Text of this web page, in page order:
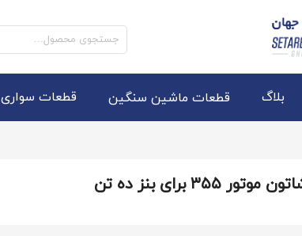
جستجو
برای:
بلاگ قطعات ماشین سنگین قطعات سواری
برای بنز ده تن